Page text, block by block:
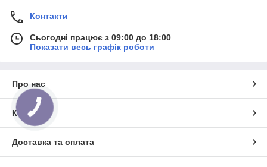
Контакти
Сьогодні працює з 09:00 до 18:00
Показати весь графік роботи
Про нас
Контакти
Доставка та оплата
КНОПКА
ЗВ'ЯЗКУ